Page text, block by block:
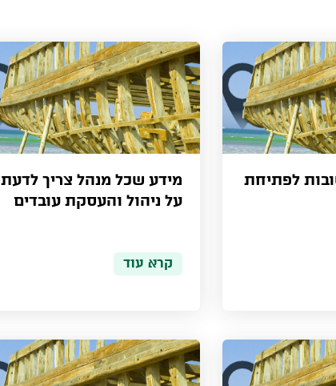
לפתיחת
מידע שכל מנהל צריך לדעת
על ניהול והעסקת עובדים
קרא עוד